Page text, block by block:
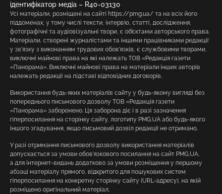
ідентифікатор медіа – R40-03130
Усі матеріали, розміщені на сайті https://pmg.ua/ та на всіх його
піддоменах, у тому числі тексти, інтерв’ю, статті, дослідження,
фотографічні та аудіовізуальні твори, є об’єктами авторського права.
Матеріали, створені журналістами та іншими працівниками редакції
у зв’язку з виконанням трудових обов’язків, є службовими творами,
виключні майнові права на які належать ТОВ «Редакція газети
«Панорама». Виключні майнові права на матеріали інших авторів
належать редакції на підставі відповідних договорів.
Використання будь-яких матеріалів сайту у будь-якому вигляді без
попереднього письмового дозволу ТОВ «Редакція газети
«Панорама» заборонено. Ця заборона діє і в разі зазначення
гіперпосилання на сторінку сайту, логотипу PMG.UA або будь-якого
іншого згадування, якщо письмовий дозвіл редакції не отримано.
У разі отримання письмового дозволу використання матеріалів
допускається за умови обов’язкового посилання на сайт PMG.UA,
а для інтернет-видань додатково за умови розміщення у першому
абзаці матеріалу прямого, відкритого для пошукових систем
гіперпосилання на конкретну сторінку сайту (URL-адресу), на якій
розміщено оригінальний матеріал.